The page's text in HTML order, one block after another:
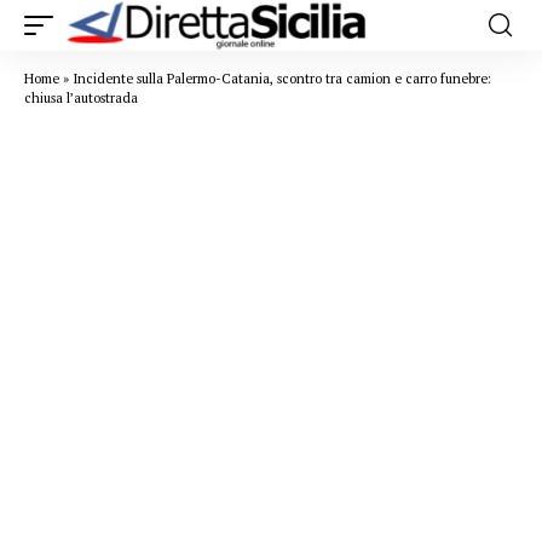
Home » Incidente sulla Palermo-Catania, scontro tra camion e carro funebre:
chiusa l’autostrada